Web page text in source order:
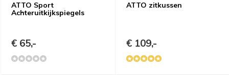
ATTO Sport
Achteruitkijkspiegels
€ 65,-
ATTO zitkussen
€ 109,-